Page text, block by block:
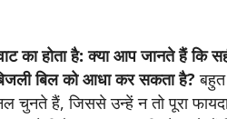
का होता है: क्या आप जानते हैं
बिजली बिल को आधा कर